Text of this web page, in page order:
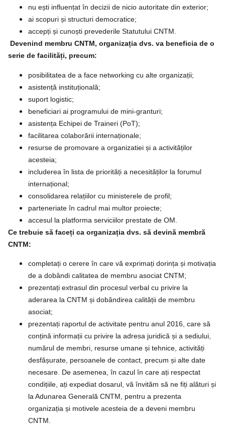
nu ești influențat în decizii de nicio autoritate din exterior;
ai scopuri și structuri democratice;
accepți și cunoști prevederile Statutului CNTM.
Devenind membru CNTM, organizația dvs. va beneficia de o
serie de facilități, precum:
posibilitatea de a face networking cu alte organizații;
asistență instituțională;
suport logistic;
beneficiari ai programului de mini-granturi;
asistența Echipei de Traineri (PoT);
facilitarea colaborării internaționale;
resurse de promovare a organizatiei și a activităților
acesteia;
includerea în lista de priorități a necesităților la forumul
internațional;
consolidarea relațiilor cu ministerele de profil;
parteneriate în cadrul mai multor proiecte;
accesul la platforma serviciilor prestate de OM.
Ce trebuie să faceți ca organizația dvs. să devină membră
CNTM:
completați o cerere în care vă exprimați dorința și motivația
de a dobândi calitatea de membru asociat CNTM;
prezentați extrasul din procesul verbal cu privire la
aderarea la CNTM și dobândirea calității de membru
asociat;
prezentați raportul de activitate pentru anul 2016, care să
conțină informații cu privire la adresa juridică și a sediului,
numărul de membri, resurse umane și tehnice, activități
desfășurate, persoanele de contact, precum și alte date
necesare. De asemenea, în cazul în care ați respectat
condițiile, ați expediat dosarul, vă învităm să ne fiți alături și
la Adunarea Generală CNTM, pentru a prezenta
organizația și motivele acesteia de a deveni membru
CNTM.